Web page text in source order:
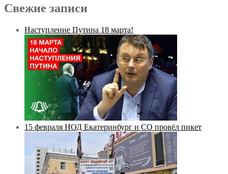
Свежие записи
Наступление Путина 18 марта!
15 февраля НОД Екатеринбург и СО провёл пикет